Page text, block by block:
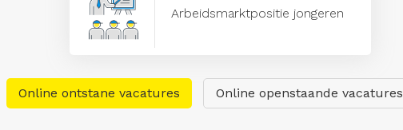
Arbeidsmarktpositie jongeren
Online ontstane vacatures Online openstaande vacatures